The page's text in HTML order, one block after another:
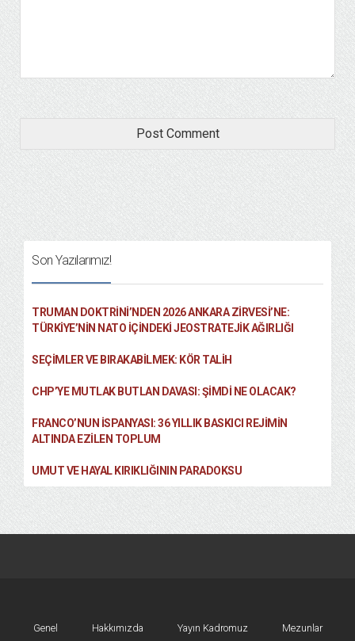
Son Yazılarımız!
TRUMAN DOKTRINI’NDEN 2026 ANKARA ZIRVESI’NE:
TÜRKIYE’NIN NATO İÇINDEKI JEOSTRATEJIK AĞIRLIĞI
SEÇIMLER VE BIRAKABILMEK: KÖR TALIH
CHP’YE MUTLAK BUTLAN DAVASI: ŞİMDİ NE OLACAK?
FRANCO’NUN İSPANYASI: 36 YILLIK BASKICI REJIMIN
ALTINDA EZILEN TOPLUM
UMUT VE HAYAL KIRIKLIĞININ PARADOKSU
Genel Hakkımızda Yayın Kadromuz Mezunlar